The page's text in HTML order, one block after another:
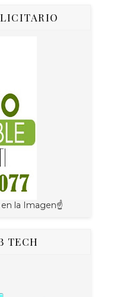
en la Imagen☝
TECH